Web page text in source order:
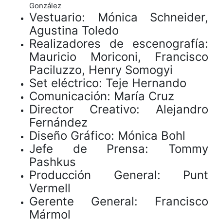
González
Vestuario: Mónica Schneider,
Agustina Toledo
Realizadores de escenografía:
Mauricio Moriconi, Francisco
Paciluzzo, Henry Somogyi
Set eléctrico: Teje Hernando
Comunicación: María Cruz
Director Creativo: Alejandro
Fernández
Diseño Gráfico: Mónica Bohl
Jefe de Prensa: Tommy
Pashkus
Producción General: Punt
Vermell
Gerente General: Francisco
Mármol